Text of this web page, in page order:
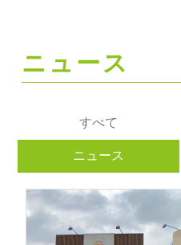
ニュース
すべて
ニュース